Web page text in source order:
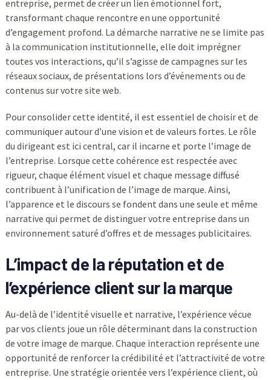
entreprise, permet de créer un lien émotionnel fort,
transformant chaque rencontre en une opportunité
d’engagement profond. La démarche narrative ne se limite pas
à la communication institutionnelle, elle doit imprégner
toutes vos interactions, qu’il s’agisse de campagnes sur les
réseaux sociaux, de présentations lors d’événements ou de
contenus sur votre site web.
Pour consolider cette identité, il est essentiel de choisir et de
communiquer autour d’une vision et de valeurs fortes. Le rôle
du dirigeant est ici central, car il incarne et porte l’image de
l’entreprise. Lorsque cette cohérence est respectée avec
rigueur, chaque élément visuel et chaque message diffusé
contribuent à l’unification de l’image de marque. Ainsi,
l’apparence et le discours se fondent dans une seule et même
narrative qui permet de distinguer votre entreprise dans un
environnement saturé d’offres et de messages publicitaires.
L’impact de la réputation et de
l’expérience client sur la marque
Au-delà de l’identité visuelle et narrative, l’expérience vécue
par vos clients joue un rôle déterminant dans la construction
de votre image de marque. Chaque interaction représente une
opportunité de renforcer la crédibilité et l’attractivité de votre
entreprise. Une stratégie orientée vers l’expérience client, où